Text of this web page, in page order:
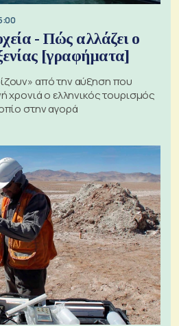
- Πώς αλλάζει ο
[γραφήματα]
από την αύξηση που
χρονιά ο ελληνικός τουρισμός
στην αγορά